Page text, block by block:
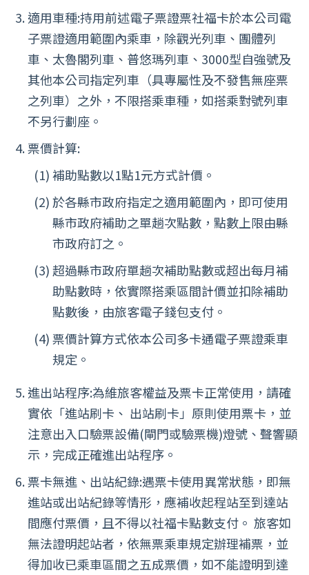
適用車種:持用前述電子票證票社福卡於本公司電
子票證適用範圍內乘車，除觀光列車、團體列
車、太魯閣列車、普悠瑪列車、3000型自強號及
其他本公司指定列車（具專屬性及不發售無座票
之列車）之外，不限搭乘車種，如搭乘對號列車
不另行劃座。
票價計算:
補助點數以1點1元方式計價。
於各縣市政府指定之適用範圍內，即可使用
縣市政府補助之單趟次點數，點數上限由縣
市政府訂之。
超過縣市政府單趟次補助點數或超出每月補
助點數時，依實際搭乘區間計價並扣除補助
點數後，由旅客電子錢包支付。
票價計算方式依本公司多卡通電子票證乘車
規定。
進出站程序:為維旅客權益及票卡正常使用，請確
實依「進站刷卡、 出站刷卡」原則使用票卡，並
注意出入口驗票設備(閘門或驗票機)燈號、聲響顯
示，完成正確進出站程序。
票卡無進、出站紀錄:遇票卡使用異常狀態，即無
進站或出站紀錄等情形，應補收起程站至到達站
間應付票價，且不得以社福卡點數支付。 旅客如
無法證明起站者，依無票乘車規定辦理補票，並
得加收已乘車區間之五成票價，如不能證明到達